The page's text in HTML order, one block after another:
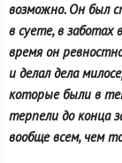
возможно. Он был
в суете, в заботах
время он
и делал дела
которые были в
терпели до конца
вообще всем, чем